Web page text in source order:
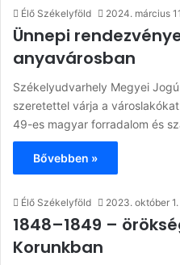
Élő Székelyföld 2024. március
Ünnepi
anyavárosban
Székelyudvarhely Megyei
szeretettel várja a
49-es magyar forradalom és
Bővebben »
Élő Székelyföld 2023. október 1.
1848–1849 –
Korunkban